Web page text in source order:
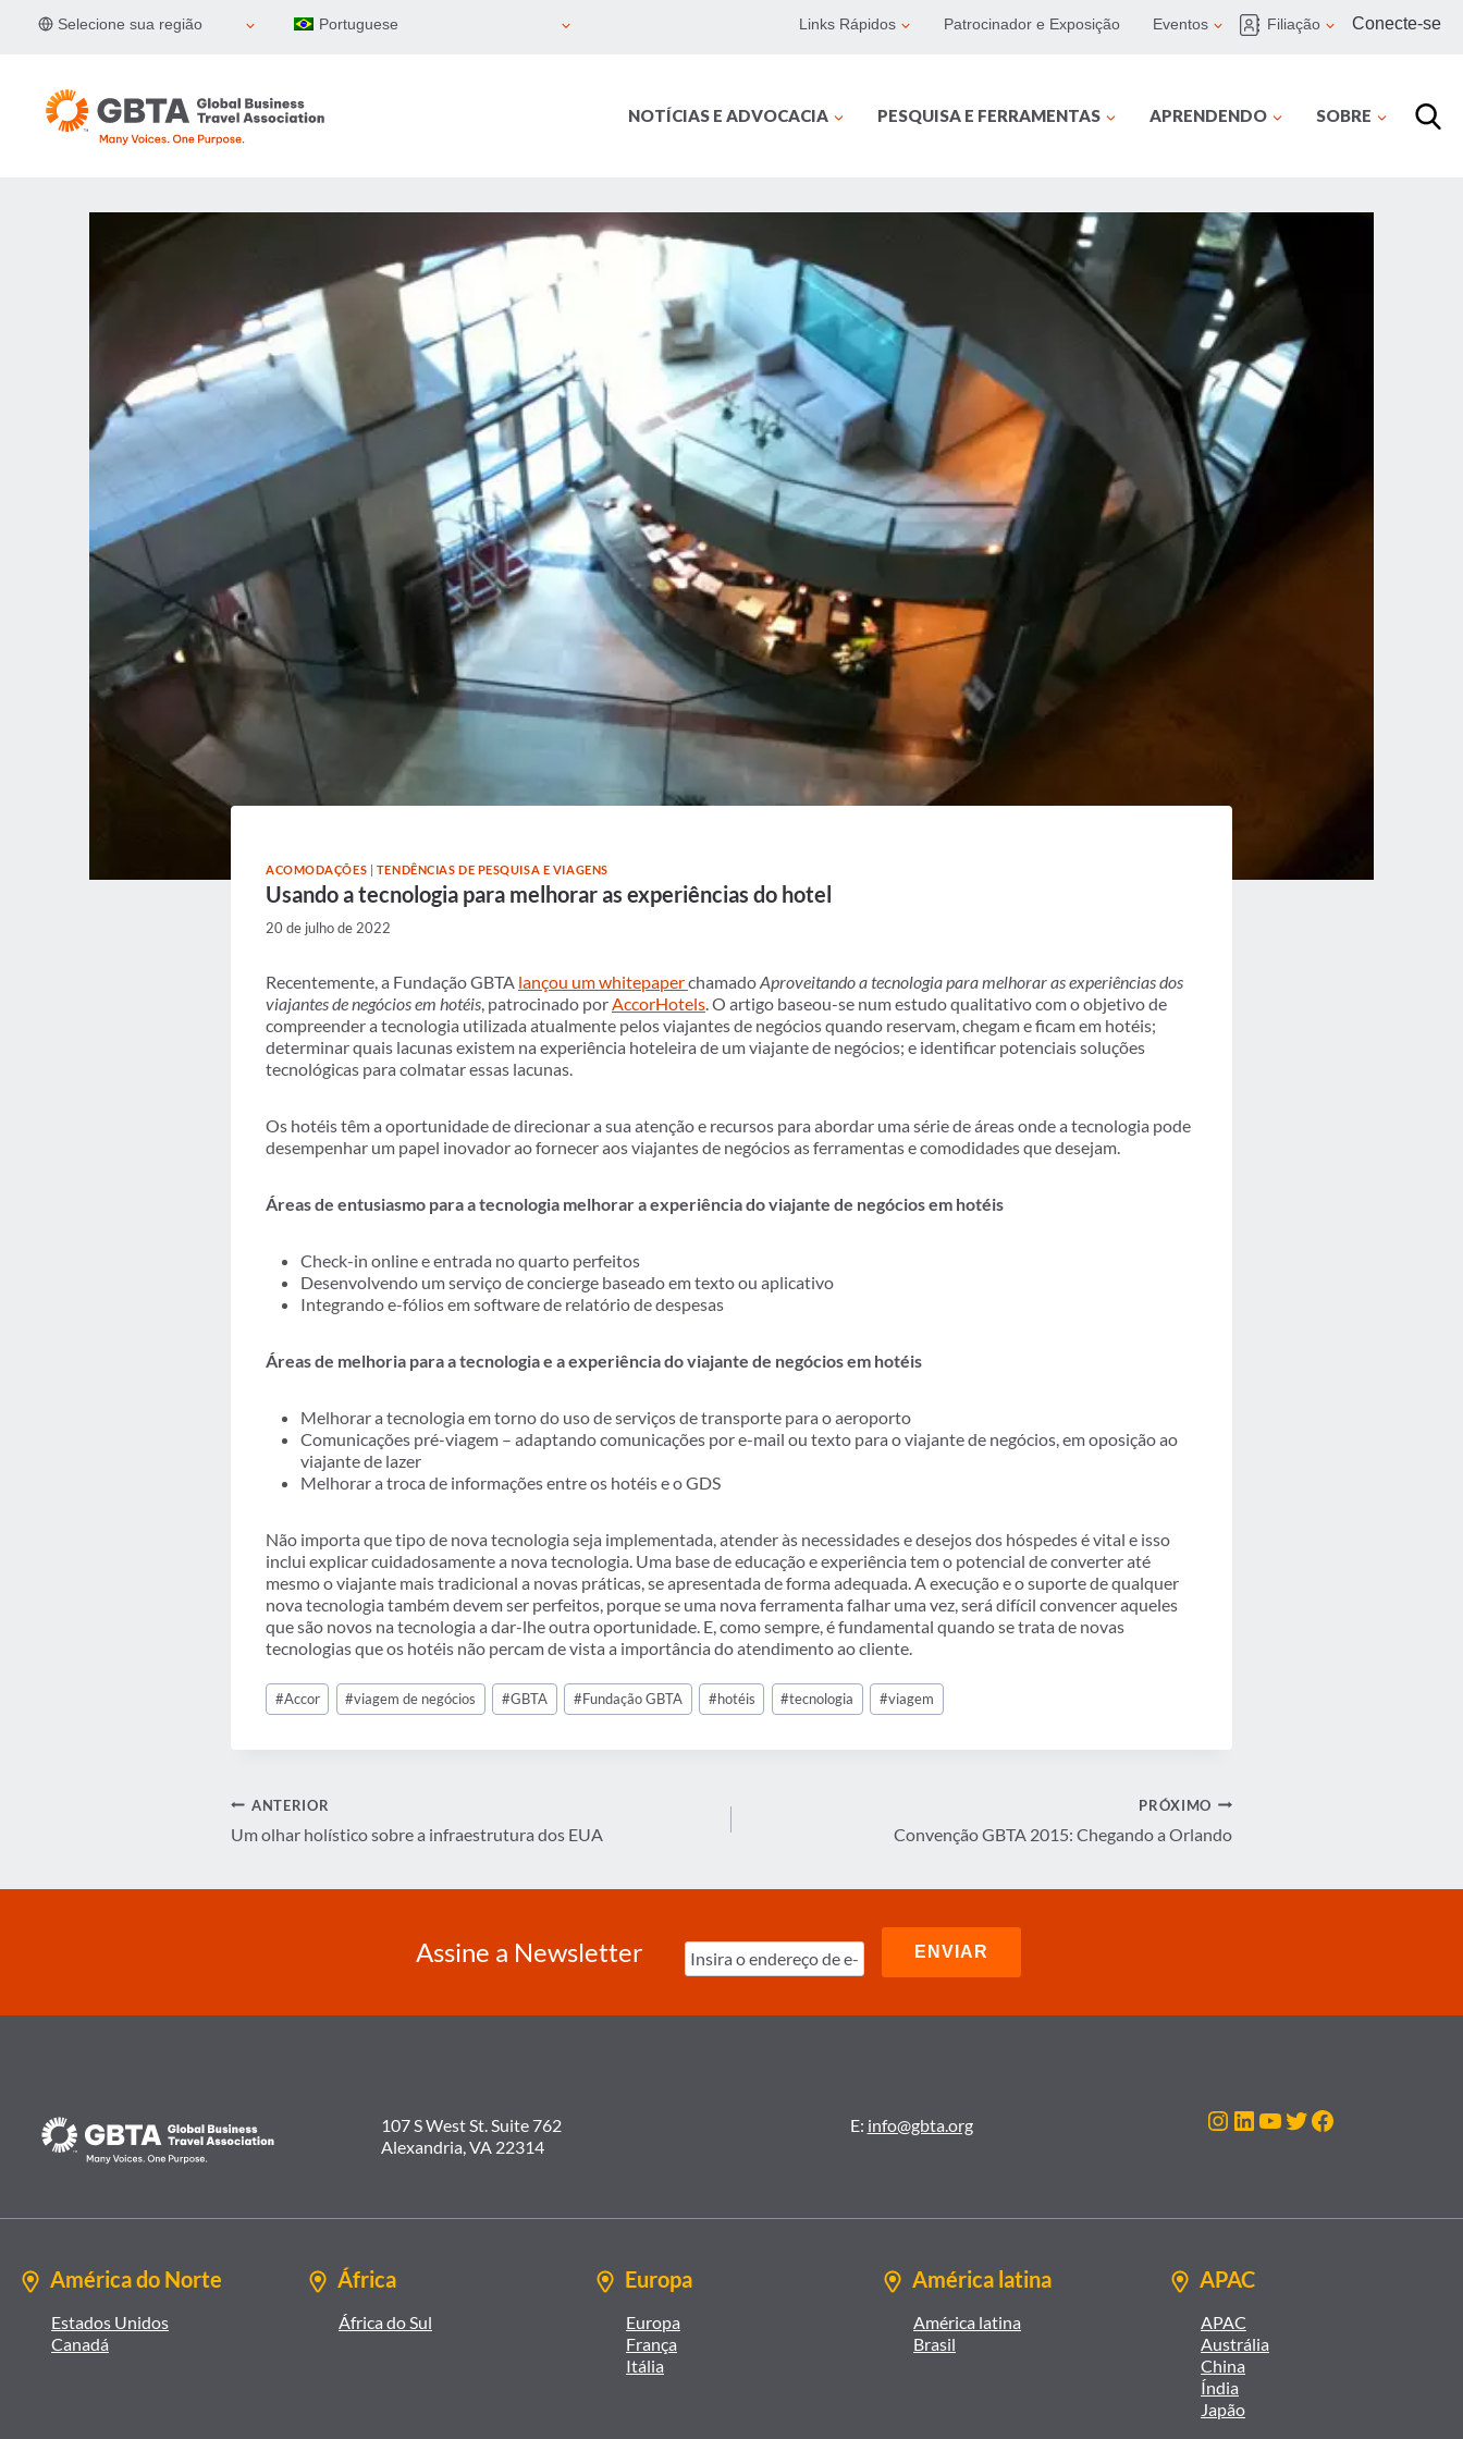
Selecione sua região Portuguese Links Rápidos Patrocinador e Exposição Eventos Filiação Conecte-se
NOTÍCIAS E ADVOCACIA PESQUISA E FERRAMENTAS APRENDENDO SOBRE
ACOMODAÇÕES | TENDÊNCIAS DE PESQUISA E VIAGENS
Usando a tecnologia para melhorar as experiências do hotel
20 de julho de 2022
Recentemente, a Fundação GBTA lançou um whitepaperchamadoAproveitando a tecnologia para melhorar as experiências dos
viajantes de negócios em hotéis, patrocinado porAccorHotels. O artigo baseou-se num estudo qualitativo com o objetivo de
compreender a tecnologia utilizada atualmente pelos viajantes de negócios quando reservam, chegam e ficam em hotéis;
determinar quais lacunas existem na experiência hoteleira de um viajante de negócios; e identificar potenciais soluções
tecnológicas para colmatar essas lacunas.
Os hotéis têm a oportunidade de direcionar a sua atenção e recursos para abordar uma série de áreas onde a tecnologia pode
desempenhar um papel inovador ao fornecer aos viajantes de negócios as ferramentas e comodidades que desejam.
Áreas de entusiasmo para a tecnologia melhorar a experiência do viajante de negócios em hotéis
Check-in online e entrada no quarto perfeitos
Desenvolvendo um serviço de concierge baseado em texto ou aplicativo
Integrando e-fólios em software de relatório de despesas
Áreas de melhoria para a tecnologia e a experiência do viajante de negócios em hotéis
Melhorar a tecnologia em torno do uso de serviços de transporte para o aeroporto
Comunicações pré-viagem – adaptando comunicações por e-mail ou texto para o viajante de negócios, em oposição ao
viajante de lazer
Melhorar a troca de informações entre os hotéis e o GDS
Não importa que tipo de nova tecnologia seja implementada, atender às necessidades e desejos dos hóspedes é vital e isso
inclui explicar cuidadosamente a nova tecnologia. Uma base de educação e experiência tem o potencial de converter até
mesmo o viajante mais tradicional a novas práticas, se apresentada de forma adequada. A execução e o suporte de qualquer
nova tecnologia também devem ser perfeitos, porque se uma nova ferramenta falhar uma vez, será difícil convencer aqueles
que são novos na tecnologia a dar-lhe outra oportunidade. E, como sempre, é fundamental quando se trata de novas
tecnologias que os hotéis não percam de vista a importância do atendimento ao cliente.
Tags
do
#Accor #viagem de negócios #GBTA #Fundação GBTA #hotéis #tecnologia #viagem
Navegação
Post
ANTERIOR
Um olhar holístico sobre a infraestrutura dos EUA
PRÓXIMO
Convenção GBTA 2015: Chegando a Orlando
Assine a Newsletter
107 S West St. Suite 762
Alexandria, VA 22314
E: info@gbta.org Instagram
LinkedIn
Youtube
Twitter
Facebook
América do Norte
Estados Unidos
Canadá
África
África do Sul
Europa
Europa
França
Itália
América latina
América latina
Brasil
APAC
APAC
Austrália
China
Índia
Japão